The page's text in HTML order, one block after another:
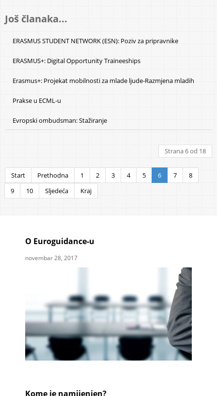
Još članaka...
ERASMUS STUDENT NETWORK (ESN): Poziv za pripravnike
ERASMUS+: Digital Opportunity Traineeships
Erasmus+: Projekat mobilnosti za mlade ljude-Razmjena mladih
Prakse u ECML-u
Evropski ombudsman: Stažiranje
Strana 6 od 18
Start Prethodna 1 2 3 4 5 6 7
8
9
10 Sljedeća Kraj
O Euroguidance-u
novembar 28, 2017
Kome je namijenjen?